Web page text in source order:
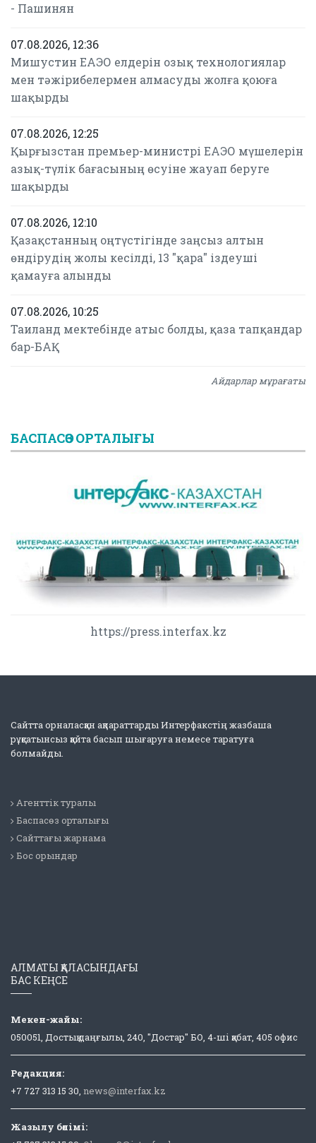
- Пашинян
07.08.2026, 12:36
Мишустин ЕАЭО елдерін озық технологиялар
мен тәжірибелермен алмасуды жолға қоюға
шақырды
07.08.2026, 12:25
Қырғызстан премьер-министрі ЕАЭО мүшелерін
азық-түлік бағасының өсуіне жауап беруге
шақырды
07.08.2026, 12:10
Қазақстанның оңтүстігінде заңсыз алтын
өндірудің жолы кесілді, 13 "қара" іздеуші
қамауға алынды
07.08.2026, 10:25
Таиланд мектебінде атыс болды, қаза тапқандар
бар-БАҚ
Айдарлар мұрағаты
БАСПАСӨЗ ОРТАЛЫҒЫ
https://press.interfax.kz
Сайтта орналасқан ақпараттарды Интерфакстің жазбаша
рұқсатынсыз қайта басып шығаруға немесе таратуға
болмайды.
Агенттік туралы
Баспасөз орталығы
Сайттағы жарнама
Бос орындар
АЛМАТЫ ҚАЛАСЫНДАҒЫ
БАС КЕҢСЕ
Мекен-жайы:
050051, Достық даңғылы, 240, "Достар" БО, 4-ші қабат, 405 офис
Редакция:
+7 727 313 15 30, news@interfax.kz
Жазылу бөлімі: